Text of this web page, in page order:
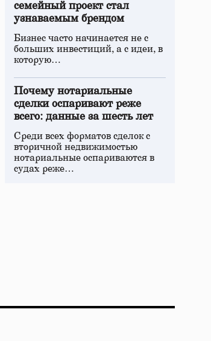
семейный проект стал
узнаваемым брендом
Бизнес часто начинается не с
больших инвестиций, а с идеи, в
которую…
Почему нотариальные
сделки оспаривают реже
всего: данные за шесть лет
Среди всех форматов сделок с
вторичной недвижимостью
нотариальные оспариваются в
судах реже…